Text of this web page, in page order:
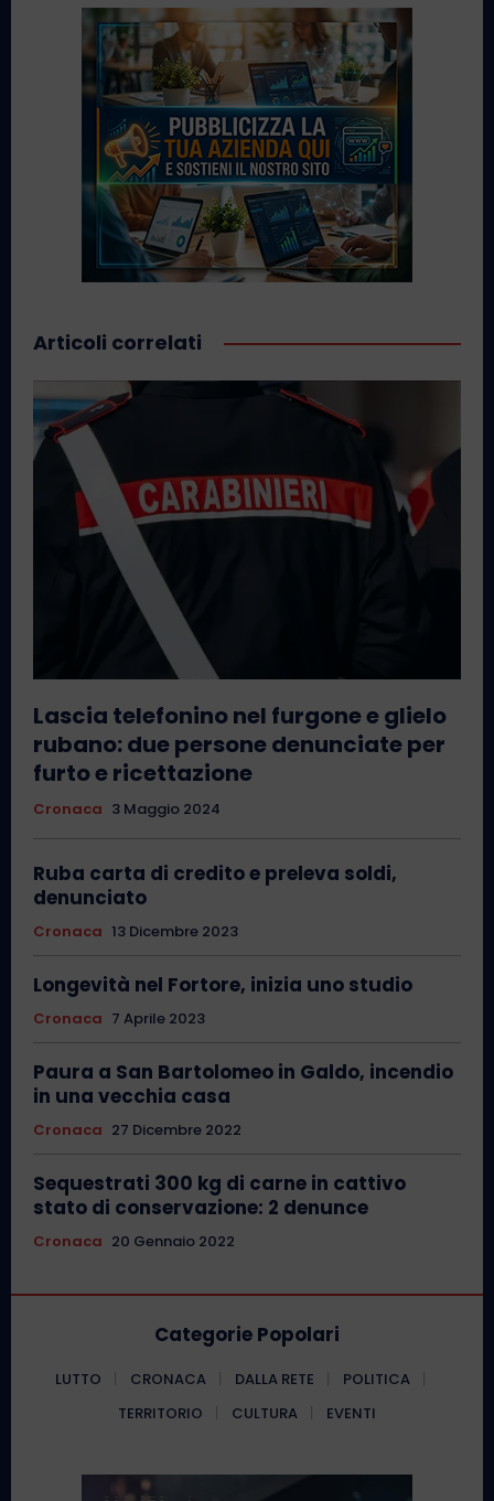
Articoli correlati
Lascia telefonino nel furgone e glielo
rubano: due persone denunciate per
furto e ricettazione
Cronaca 3 Maggio 2024
Ruba carta di credito e preleva soldi,
denunciato
Cronaca 13 Dicembre 2023
Longevità nel Fortore, inizia uno studio
Cronaca 7 Aprile 2023
Paura a San Bartolomeo in Galdo, incendio
in una vecchia casa
Cronaca 27 Dicembre 2022
Sequestrati 300 kg di carne in cattivo
stato di conservazione: 2 denunce
Cronaca 20 Gennaio 2022
Categorie Popolari
LUTTO CRONACA DALLA RETE
POLITICA
TERRITORIO
CULTURA EVENTI